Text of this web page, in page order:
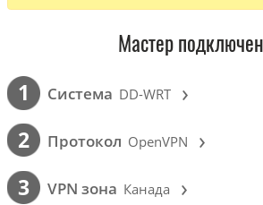
Мастер
1 Cистема DD-WRT ›
2 Протокол OpenVPN ›
3 VPN зона Канада ›